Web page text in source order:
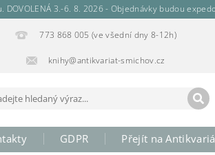
DOVOLENÁ 3.-6. 8. 2026 - Objednávky budou
773 868 005 (ve všední dny 8-12h)
knihy@antikvariat-smichov.cz
GDPR Přejít na